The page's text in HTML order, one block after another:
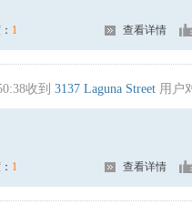
1 查看详情
收到 3137 Laguna Street 用户
1 查看详情